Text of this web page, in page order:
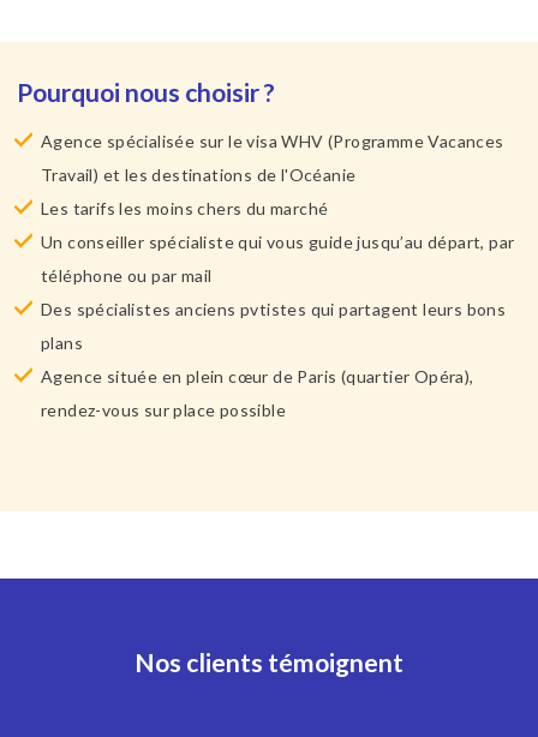
Pourquoi nous choisir ?
Agence spécialisée sur le visa WHV (Programme Vacances
Travail) et les destinations de l'Océanie
Les tarifs les moins chers du marché
Un conseiller spécialiste qui vous guide jusqu’au départ, par
téléphone ou par mail
Des spécialistes anciens pvtistes qui partagent leurs bons
plans
Agence située en plein cœur de Paris (quartier Opéra),
rendez-vous sur place possible
Nos clients témoignent